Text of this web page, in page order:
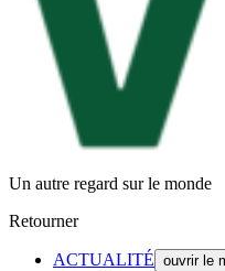
Un autre regard sur le monde
Retourner
ACTUALITÉ ouvrir le